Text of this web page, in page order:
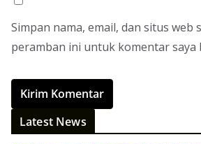
Simpan nama, email, dan situs web
peramban ini untuk komentar saya
Latest News